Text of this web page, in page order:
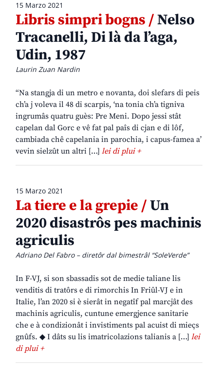
15 Marzo 2021
Libris simpri bogns /Nelso
Tracanelli, Di là da l’aga,
Udin, 1987
Laurin Zuan Nardin
“Na stangja di un metro e novanta, doi slefars di peis
ch’a j voleva il 48 di scarpis, ‘na tonia ch’a tigniva
ingrumâs quatru guès: Pre Meni. Dopo jessi stât
capelan dal Gorc e vê fat pal paîs di cjan e di lôf,
cambiada chê capelania in parochia, i capus-famea a’
vevin sielzût un altri […] lei di plui +
15 Marzo 2021
La tiere e la grepie /Un
2020 disastrôs pes machinis
agriculis
Adriano Del Fabro – diretôr dal bimestrâl “SoleVerde”
In F-VJ, si son sbassadis sot de medie taliane lis
venditis di tratôrs e di rimorchis In Friûl-VJ e in
Italie, l’an 2020 si è sierât in negatîf pal marcjât des
machinis agriculis, cuntune emergjence sanitarie
che e à condizionât i invistiments pal acuist di mieçs
gnûfs. ◆ I dâts su lis imatricolazions talianis a […] lei
di plui +